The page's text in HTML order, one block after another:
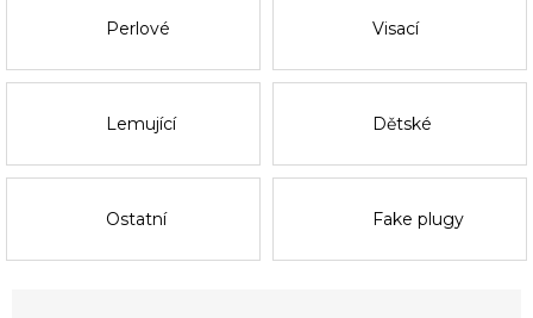
Perlové Visací
Lemující Dětské
Ostatní Fake plugy